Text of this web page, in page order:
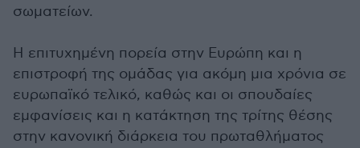
σωματείων.
Η επιτυχημένη πορεία στην Ευρώπη και η
επιστροφή της ομάδας για ακόμη μια χρόνια σε
ευρωπαϊκό τελικό, καθώς και οι σπουδαίες
εμφανίσεις και η κατάκτηση της τρίτης θέσης
στην κανονική διάρκεια του πρωταθλήματος